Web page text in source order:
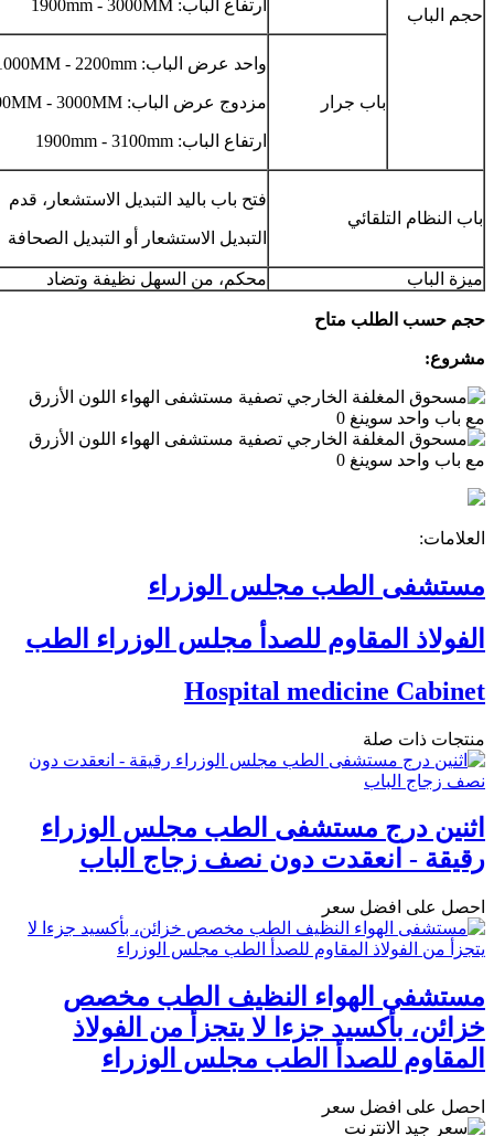
حجم الباب
ارتفاع الباب: 1900mm - 3000MM
باب جرار
واحد عرض الباب: 1000MM - 2200mm
مزدوج عرض الباب: 1500MM - 3000MM
ارتفاع الباب: 1900mm - 3100mm
باب النظام التلقائي
فتح باب باليد التبديل الاستشعار، قدم
التبديل الاستشعار أو التبديل الصحافة
ميزة الباب محكم، من السهل نظيفة وتضاد
حجم حسب الطلب متاح
مشروع:
العلامات:
مستشفى الطب مجلس الوزراء
الفولاذ المقاوم للصدأ مجلس الوزراء الطب
Hospital medicine Cabinet
منتجات ذات صلة
اثنين درج مستشفى الطب مجلس الوزراء
رقيقة - انعقدت دون نصف زجاج الباب
احصل على افضل سعر
مستشفى الهواء النظيف الطب مخصص
خزائن، بأكسيد جزءا لا يتجزأ من الفولاذ
المقاوم للصدأ الطب مجلس الوزراء
احصل على افضل سعر